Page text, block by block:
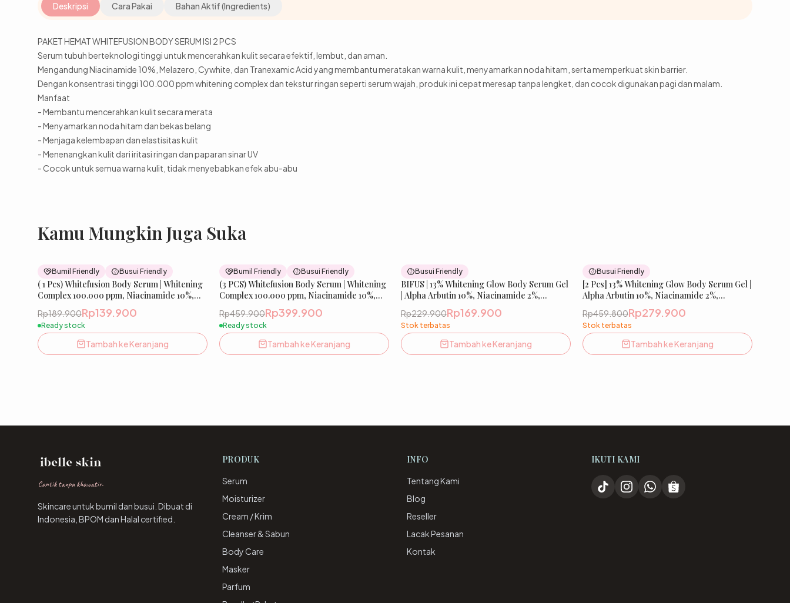
Deskripsi Cara Pakai Bahan Aktif (Ingredients)
PAKET HEMAT WHITEFUSION BODY SERUM ISI 2 PCS
Serum tubuh berteknologi tinggi untuk mencerahkan kulit secara efektif, lembut, dan aman.
Mengandung Niacinamide 10%, Melazero, Cywhite, dan Tranexamic Acid yang membantu meratakan warna kulit, menyamarkan noda hitam, serta memperkuat skin barrier.
Dengan konsentrasi tinggi 100.000 ppm whitening complex dan tekstur ringan seperti serum wajah, produk ini cepat meresap tanpa lengket, dan cocok digunakan pagi dan malam.
Manfaat
- Membantu mencerahkan kulit secara merata
- Menyamarkan noda hitam dan bekas belang
- Menjaga kelembapan dan elastisitas kulit
- Menenangkan kulit dari iritasi ringan dan paparan sinar UV
- Cocok untuk semua warna kulit, tidak menyebabkan efek abu-abu
Kamu Mungkin Juga Suka
26
Best Seller
Bumil Friendly Busui Friendly
( 1 Pcs) Whitefusion Body Serum | Whitening
Complex 100.000 ppm, Niacinamide 10%,
Rp189.900Rp139.900
Ready stock
Tambah ke Keranjang
Bumil Friendly Busui Friendly
(3 PCS) Whitefusion Body Serum | Whitening
Complex 100.000 ppm, Niacinamide 10%,
Rp459.900Rp399.900
Ready stock
Tambah ke Keranjang
New
Busui Friendly
BIFUS | 13% Whitening Glow Body Serum Gel
| Alpha Arbutin 10%, Niacinamide 2%,
Tranexamic Acid 1% | Mencerahkan &
Meratakan Warna Kulit | IBELLE SKIN
Rp229.900Rp169.900
Stok terbatas
Tambah ke Keranjang
New
Busui Friendly
[2 Pcs] 13% Whitening Glow Body Serum Gel |
Alpha Arbutin 10%, Niacinamide 2%,
Tranexamic Acid 1% | Mencerahkan &
Meratakan Warna Kulit | IBELLE SKIN
Rp459.800Rp279.900
Stok terbatas
Tambah ke Keranjang
Cantik tanpa khawatir.
Skincare untuk bumil dan busui. Dibuat di
Indonesia, BPOM dan Halal certified.
PRODUK
Serum
Moisturizer
Cream / Krim
Cleanser & Sabun
Body Care
Masker
Parfum
INFO
Tentang Kami
Blog
Reseller
Lacak Pesanan
Kontak
IKUTI KAMI